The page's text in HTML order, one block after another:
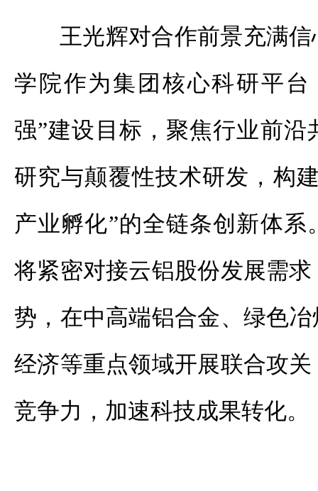
王光辉对合作前景充满
学院作为集团核心科研平
强”建设目标，聚焦行业前沿
研究与颠覆性技术研发，构
产业孵化”的全链条创新体系
将紧密对接云铝股份发展需
势，在中高端铝合金、绿色
经济等重点领域开展联合攻
竞争力，加速科技成果转化。